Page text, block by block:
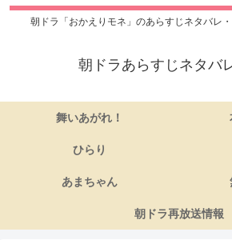
朝ドラ「おかえりモネ」のあらすじネタバレ
朝ドラあらすじネタバ
舞いあがれ！
ひらり
あまちゃん
朝ドラ再放送情報